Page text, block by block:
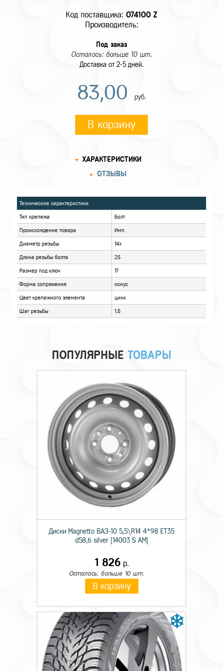
Код поставщика: 074100 Z
Производитель:
Под заказ
Осталось: больше 10 шт.
Доставка от 2-5 дней.
83,00 руб.
В корзину
ХАРАКТЕРИСТИКИ
ОТЗЫВЫ
Технические характеристики
Происхождение товара Имп.
Диаметр резьбы
Длина резьбы болта
Размер под ключ
Цвет крепежного элемента цинк
Шаг резьбы 1,5
ПОПУЛЯРНЫЕ ТОВАРЫ
Диски Magnetto ВАЗ-10 5,5\R14 4*98 ET35
d58,6 silver [14003 S AM]
1 826р.
Осталось: больше 10 шт.
В корзину